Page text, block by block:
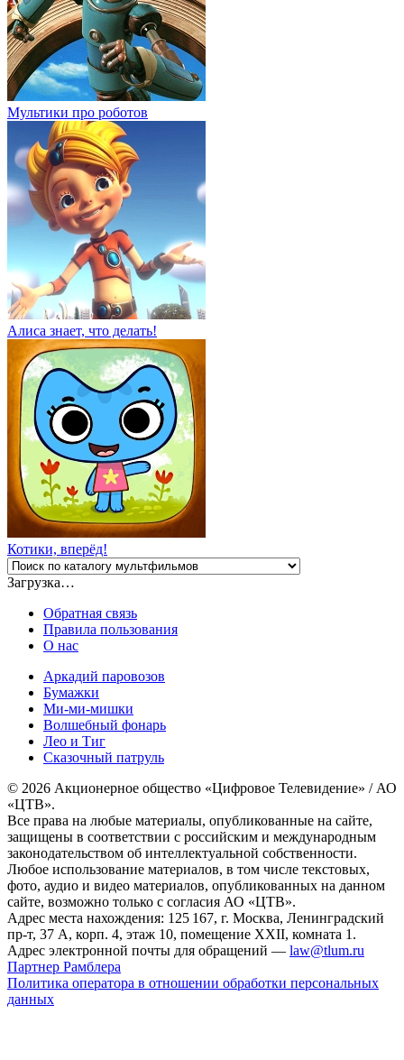
Мультики про роботов
Алиса знает, что делать!
Котики, вперёд!
Загрузка…
Обратная связь
Правила пользования
О нас
Аркадий паровозов
Бумажки
Ми-ми-мишки
Волшебный фонарь
Лео и Тиг
Сказочный патруль
© 2026 Акционерное общество «Цифровое Телевидение» / АО
«ЦТВ».
Все права на любые материалы, опубликованные на сайте,
защищены в соответствии с российским и международным
законодательством об интеллектуальной собственности.
Любое использование материалов, в том числе текстовых,
фото, аудио и видео материалов, опубликованных на данном
сайте, возможно только с согласия АО «ЦТВ».
Адрес места нахождения: 125 167, г. Москва, Ленинградский
пр-т, 37 А, корп. 4, этаж 10, помещение XXII, комната 1.
Адрес электронной почты для обращений — law@tlum.ru
Партнер Рамблера
Политика оператора в отношении обработки персональных
данных